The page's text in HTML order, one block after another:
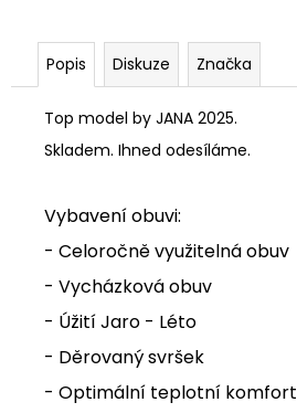
Popis Diskuze Značka
Top model by JANA 2025.
Skladem. Ihned odesíláme.
Vybavení obuvi:
- Celoročně využitelná obuv
- Vycházková obuv
- Úžití Jaro - Léto
- Děrovaný svršek
- Optimální teplotní komfort